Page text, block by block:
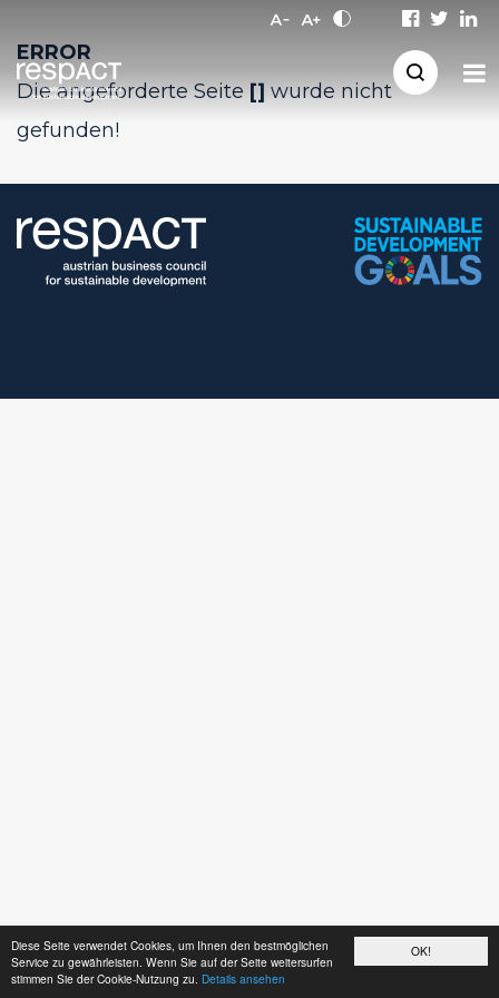
OK!
Diese Seite verwendet Cookies, um Ihnen den bestmöglichen
Service zu gewährleisten. Wenn Sie auf der Seite weitersurfen
stimmen Sie der Cookie-Nutzung zu. Details ansehen
ERROR
Die angeforderte Seite [] wurde nicht
gefunden!